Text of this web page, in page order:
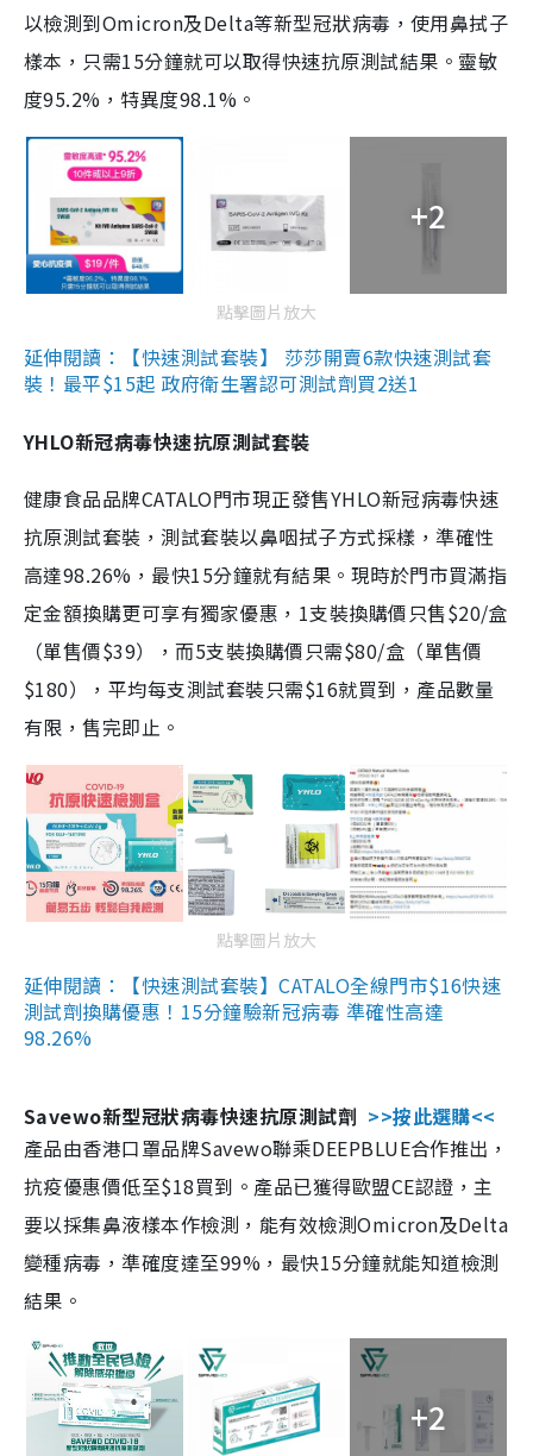
以檢測到Omicron及Delta等新型冠狀病毒，使用鼻拭子
樣本，只需15分鐘就可以取得快速抗原測試結果。靈敏
度95.2%，特異度98.1%。
+2
點擊圖片放大
延伸閱讀：【快速測試套裝】 莎莎開賣6款快速測試套
裝！最平$15起 政府衛生署認可測試劑買2送1
YHLO新冠病毒快速抗原測試套裝
健康食品品牌CATALO門市現正發售YHLO新冠病毒快速
抗原測試套裝，測試套裝以鼻咽拭子方式採樣，準確性
高達98.26%，最快15分鐘就有結果。現時於門市買滿指
定金額換購更可享有獨家優惠，1支裝換購價只售$20/盒
（單售價$39），而5支裝換購價只需$80/盒（單售價
$180），平均每支測試套裝只需$16就買到，產品數量
有限，售完即止。
點擊圖片放大
延伸閱讀：【快速測試套裝】CATALO全線門市$16快速
測試劑換購優惠！15分鐘驗新冠病毒 準確性高達
98.26%
Savewo新型冠狀病毒快速抗原測試劑 >>按此選購<<
產品由香港口罩品牌Savewo聯乘DEEPBLUE合作推出，
抗疫優惠價低至$18買到。產品已獲得歐盟CE認證，主
要以採集鼻液樣本作檢測，能有效檢測Omicron及Delta
變種病毒，準確度達至99%，最快15分鐘就能知道檢測
結果。
+2